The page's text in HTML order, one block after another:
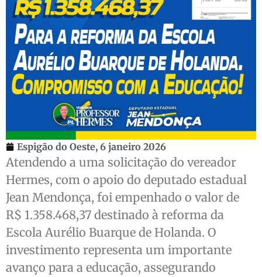
Espigão do Oeste, 6 janeiro 2026
Atendendo a uma solicitação do vereador
Hermes, com o apoio do deputado estadual
Jean Mendonça, foi empenhado o valor de
R$ 1.358.468,37 destinado à reforma da
Escola Aurélio Buarque de Holanda. O
investimento representa um importante
avanço para a educação, assegurando